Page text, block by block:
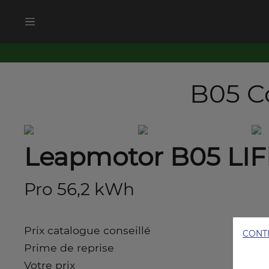
B05
Leapmotor B05
Pro 56,2 kWh
Prix ​​catalogue conseillé
Prime de reprise
Votre prix